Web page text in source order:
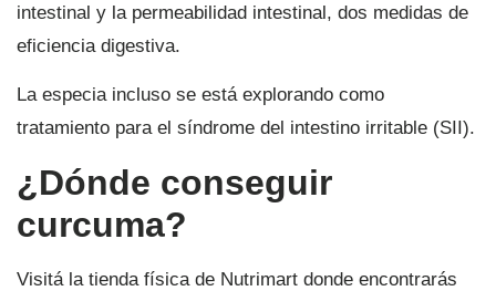
intestinal y la permeabilidad intestinal, dos medidas de
eficiencia digestiva.
La especia incluso se está explorando como
tratamiento para el síndrome del intestino irritable (SII).
¿Dónde conseguir
curcuma?
Visitá la tienda física de Nutrimart donde encontrarás